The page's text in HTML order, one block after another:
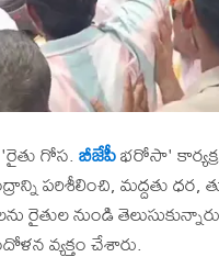
'రైతు గోస.బీజేపీభరోసా'
పరిశీలించి, మద్దతు ధర,
నుండి
వ్యక్తం చేశారు.